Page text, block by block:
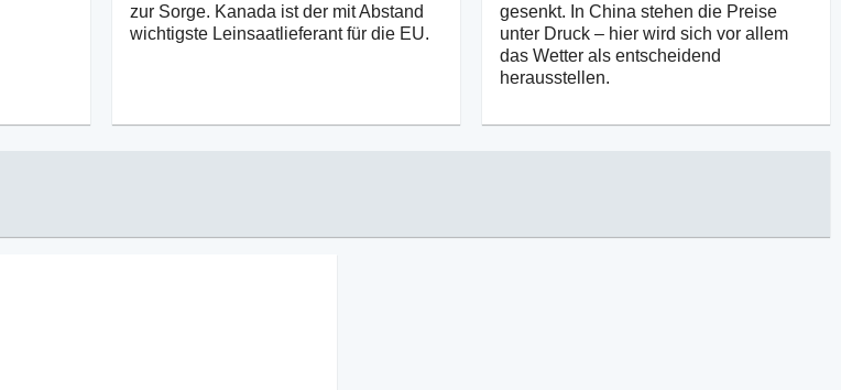
zur Sorge. Kanada ist der mit Abstand
wichtigste Leinsaatlieferant für die EU.
gesenkt. In China stehen die Preise
unter Druck – hier wird sich vor allem
das Wetter als entscheidend
herausstellen.